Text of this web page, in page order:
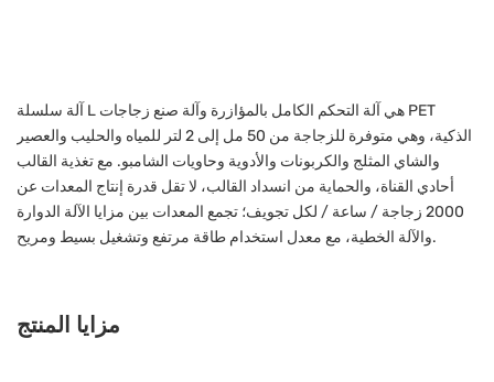
آلة سلسلة L هي آلة التحكم الكامل بالمؤازرة وآلة صنع زجاجات PET
الذكية، وهي متوفرة للزجاجة من 50 مل إلى 2 لتر للمياه والحليب والعصير
والشاي المثلج والكربونات والأدوية وحاويات الشامبو. مع تغذية القالب
أحادي القناة، والحماية من انسداد القالب، لا تقل قدرة إنتاج المعدات عن
2000 زجاجة / ساعة / لكل تجويف؛ تجمع المعدات بين مزايا الآلة الدوارة
والآلة الخطية، مع معدل استخدام طاقة مرتفع وتشغيل بسيط ومريح.
مزايا المنتج